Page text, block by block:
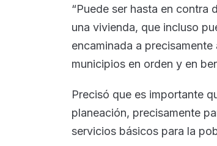
“Puede ser hasta en contra
una vivienda, que incluso
encaminada a
municipios en orden y en
Precisó que es importante
planeación, precisamente
servicios básicos para la